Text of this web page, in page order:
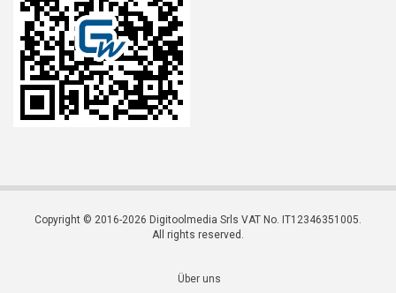
Copyright © 2016-2026 Digitoolmedia Srls VAT No. IT12346351005.
All rights reserved.
Über uns